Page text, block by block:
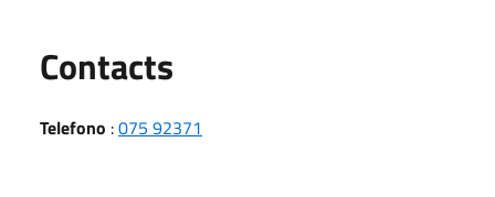
Contacts
Telefono :075 92371